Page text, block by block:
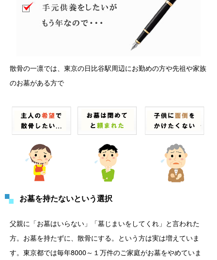
散骨の一凛では、東京の日比谷駅周辺にお勤めの方や先祖や家族
のお墓がある方で
お墓を持たないという選択
父親に「お墓はいらない」「墓じまいをしてくれ」と言われた
方。お墓を持たずに、散骨にする。という方は実は増えていま
す。東京都では毎年8000～１万件のご家庭がお墓をやめていま